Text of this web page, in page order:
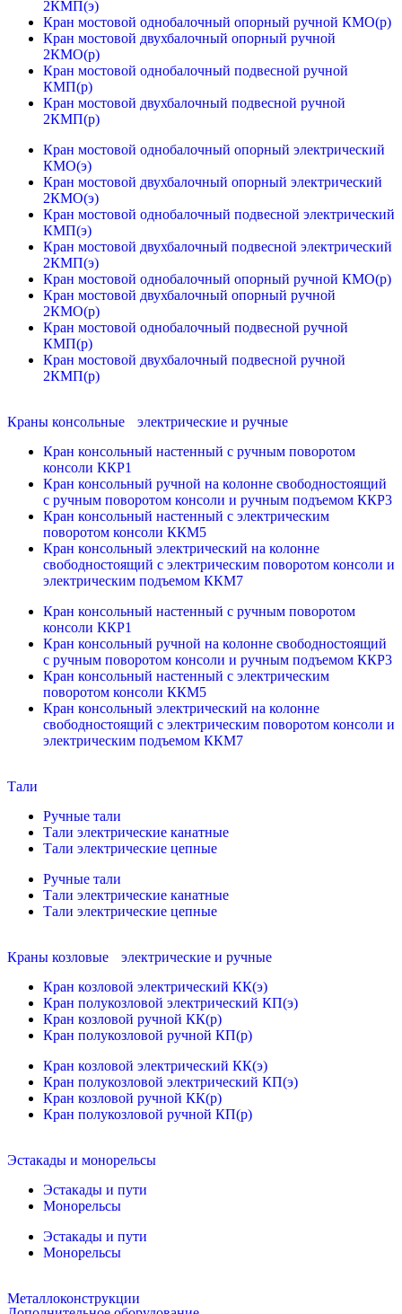
2КМП(э)
Кран мостовой однобалочный опорный ручной КМО(р)
Кран мостовой двухбалочный опорный ручной
2КМО(р)
Кран мостовой однобалочный подвесной ручной
КМП(р)
Кран мостовой двухбалочный подвесной ручной
2КМП(р)
Кран мостовой однобалочный опорный электрический
КМО(э)
Кран мостовой двухбалочный опорный электрический
2КМО(э)
Кран мостовой однобалочный подвесной электрический
КМП(э)
Кран мостовой двухбалочный подвесной электрический
2КМП(э)
Кран мостовой однобалочный опорный ручной КМО(р)
Кран мостовой двухбалочный опорный ручной
2КМО(р)
Кран мостовой однобалочный подвесной ручной
КМП(р)
Кран мостовой двухбалочный подвесной ручной
2КМП(р)
Краны консольные электрические и ручные
Кран консольный настенный с ручным поворотом
консоли ККР1
Кран консольный ручной на колонне свободностоящий
с ручным поворотом консоли и ручным подъемом ККР3
Кран консольный настенный с электрическим
поворотом консоли ККМ5
Кран консольный электрический на колонне
свободностоящий с электрическим поворотом консоли и
электрическим подъемом ККМ7
Кран консольный настенный с ручным поворотом
консоли ККР1
Кран консольный ручной на колонне свободностоящий
с ручным поворотом консоли и ручным подъемом ККР3
Кран консольный настенный с электрическим
поворотом консоли ККМ5
Кран консольный электрический на колонне
свободностоящий с электрическим поворотом консоли и
электрическим подъемом ККМ7
Тали
Ручные тали
Тали электрические канатные
Тали электрические цепные
Ручные тали
Тали электрические канатные
Тали электрические цепные
Краны козловые электрические и ручные
Кран козловой электрический КК(э)
Кран полукозловой электрический КП(э)
Кран козловой ручной КК(р)
Кран полукозловой ручной КП(р)
Кран козловой электрический КК(э)
Кран полукозловой электрический КП(э)
Кран козловой ручной КК(р)
Кран полукозловой ручной КП(р)
Эстакады и монорельсы
Эстакады и пути
Монорельсы
Эстакады и пути
Монорельсы
Металлоконструкции